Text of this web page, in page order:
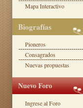
Mapa Interactivo
Biografías
Pioneros
Consagrados
Nuevas propuestas
Nuevo Foro
Ingrese al Foro